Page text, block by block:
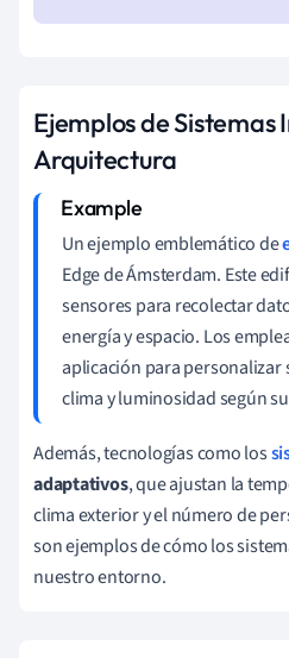
Ejemplos de Sistemas
Arquitectura
Un ejemplo emblemático de
Edge de Ámsterdam. Este
sensores para recolectar
energía y espacio. Los
aplicación para
clima y luminosidad según
Además, tecnologías como los
adaptativos, que ajustan la
clima exterior y el número de
son ejemplos de cómo los
nuestro entorno.